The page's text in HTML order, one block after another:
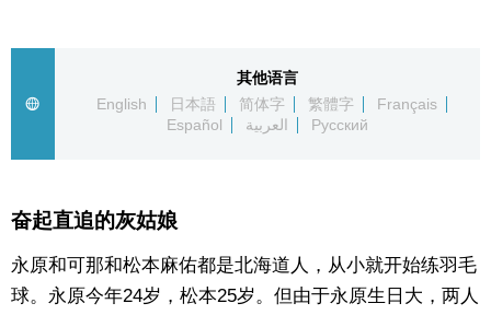
东京
其他语言
English
日本語 简体字 繁體字
Français
Español
العربية Русский
奋起直追的灰姑娘
永原和可那和松本麻佑都是北海道人，从小就开始练羽毛
球。永原今年24岁，松本25岁。但由于永原生日大，两人